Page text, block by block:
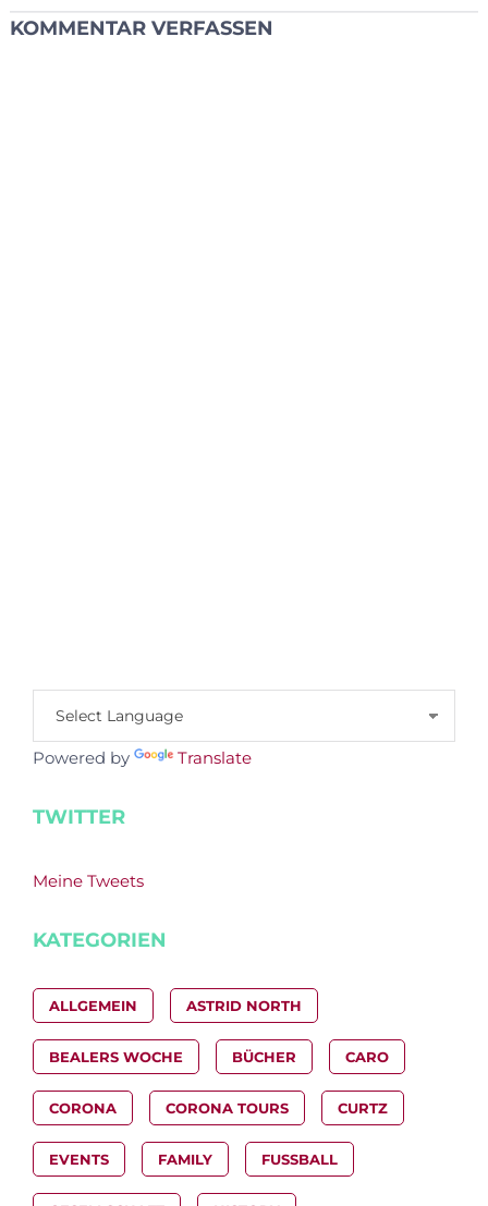
KOMMENTAR VERFASSEN
Powered by Translate
TWITTER
Meine Tweets
KATEGORIEN
ALLGEMEIN ASTRID NORTH
BEALERS WOCHE BÜCHER CARO
CORONA CORONA TOURS CURTZ
EVENTS FAMILY FUSSBALL